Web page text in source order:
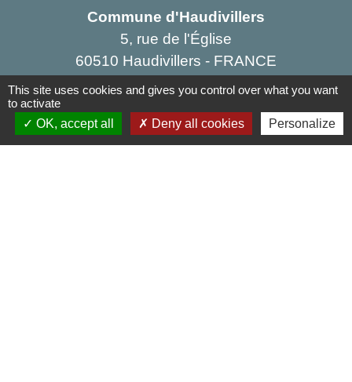
Commune d'Haudivillers
5, rue de l'Église
60510 Haudivillers - FRANCE
+33 3 44 80 40 34
This site uses cookies and gives you control over what you want
to activate
OK, accept all
Deny all cookies Personalize